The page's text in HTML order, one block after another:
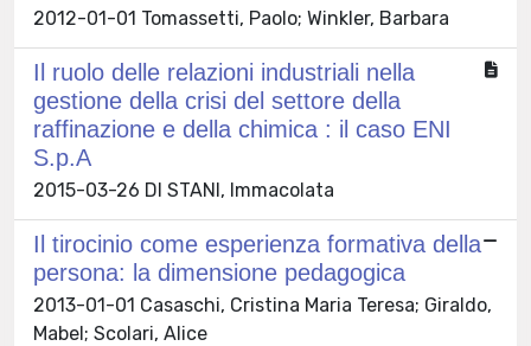
2012-01-01 Tomassetti, Paolo; Winkler, Barbara
Il ruolo delle relazioni industriali nella
gestione della crisi del settore della
raffinazione e della chimica : il caso ENI
S.p.A
2015-03-26 DI STANI, Immacolata
Il tirocinio come esperienza formativa della
persona: la dimensione pedagogica
2013-01-01 Casaschi, Cristina Maria Teresa; Giraldo,
Mabel; Scolari, Alice